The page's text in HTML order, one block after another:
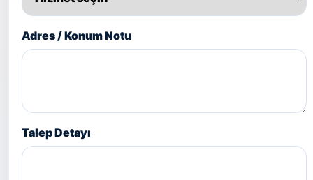
Adres / Konum Notu
Talep Detayı